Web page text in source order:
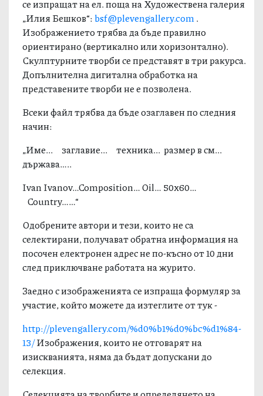
се изпращат на ел. поща на Художествена галерия
„Илия Бешков“: bsf@plevengallery.com.
Изображението трябва да бъде правилно
ориентирано (вертикално или хоризонтално).
Скулптурните творби се представят в три ракурса.
Допълнителна дигитална обработка на
представените творби не е позволена.
Всеки файл трябва да бъде озаглавен по следния
начин:
„Име... заглавие... техника... размер в см...
държава…..
Ivan Ivanov…Composition… Oil… 50x60…
Country……“
Одобрените автори и тези, които не са
селектирани, получават обратна информация на
посочен електронен адрес не по-късно от 10 дни
след приключване работата на журито.
Заедно с изображенията се изпраща формуляр за
участие, който можете да изтеглите от тук -
http://plevengallery.com/%d0%b1%d0%bc%d1%84-
13/Изображения, които не отговарят на
изискванията, няма да бъдат допускани до
селекция.